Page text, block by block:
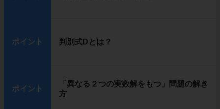
ポイント 判別式Dとは？
ポイント
「異なる２つの実数解をもつ」問題の解き
方